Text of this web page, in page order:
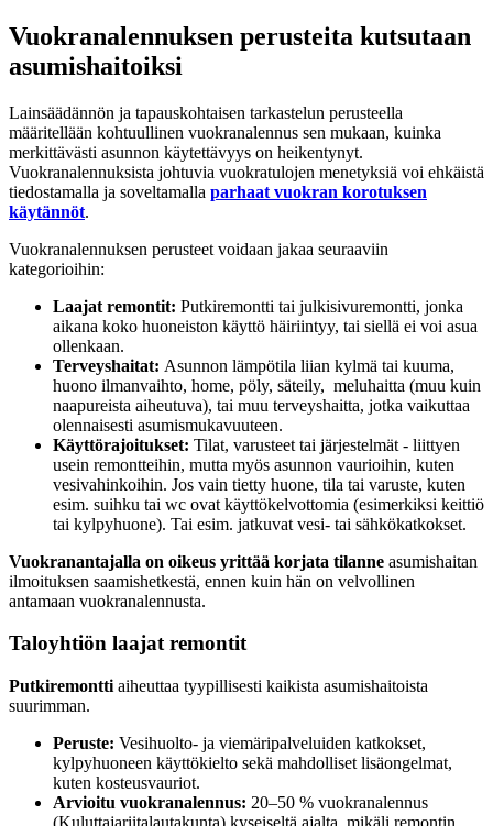
Vuokranalennuksen perusteita kutsutaan
asumishaitoiksi
Lainsäädännön ja tapauskohtaisen tarkastelun perusteella
määritellään kohtuullinen vuokranalennus sen mukaan, kuinka
merkittävästi asunnon käytettävyys on heikentynyt.
Vuokranalennuksista johtuvia vuokratulojen menetyksiä voi ehkäistä
tiedostamalla ja soveltamalla parhaat vuokran korotuksen
käytännöt.
Vuokranalennuksen perusteet voidaan jakaa seuraaviin
kategorioihin:
Laajat remontit: Putkiremontti tai julkisivuremontti, jonka
aikana koko huoneiston käyttö häiriintyy, tai siellä ei voi asua
ollenkaan.
Terveyshaitat: Asunnon lämpötila liian kylmä tai kuuma,
huono ilmanvaihto, home, pöly, säteily, meluhaitta (muu kuin
naapureista aiheutuva), tai muu terveyshaitta, jotka vaikuttaa
olennaisesti asumismukavuuteen.
Käyttörajoitukset: Tilat, varusteet tai järjestelmät - liittyen
usein remontteihin, mutta myös asunnon vaurioihin, kuten
vesivahinkoihin. Jos vain tietty huone, tila tai varuste, kuten
esim. suihku tai wc ovat käyttökelvottomia (esimerkiksi keittiö
tai kylpyhuone). Tai esim. jatkuvat vesi- tai sähkökatkokset.
Vuokranantajalla on oikeus yrittää korjata tilanne asumishaitan
ilmoituksen saamishetkestä, ennen kuin hän on velvollinen
antamaan vuokranalennusta.
Taloyhtiön laajat remontit
Putkiremontti aiheuttaa tyypillisesti kaikista asumishaitoista
suurimman.
Peruste: Vesihuolto- ja viemäripalveluiden katkokset,
kylpyhuoneen käyttökielto sekä mahdolliset lisäongelmat,
kuten kosteusvauriot.
Arvioitu vuokranalennus: 20–50 % vuokranalennus